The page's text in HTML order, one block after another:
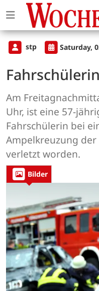
stp Saturday,
Am
Uhr, ist eine 57-
Fahrschülerin bei
Ampelkreuzung
verletzt worden.
Bilder